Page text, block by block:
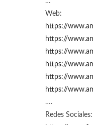
Web:
https://
https://
https://
https://
https://
https://
….
Redes Sociales: